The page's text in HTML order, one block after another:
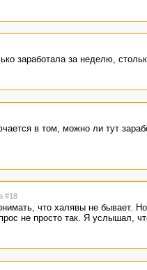
заработала за неделю,
в том, можно ли тут
#18
что халявы не бывает.
не просто так. Я услышал,